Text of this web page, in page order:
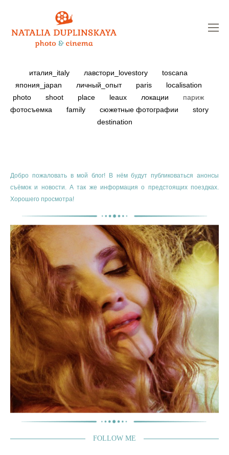
италия_italy лавстори_lovestory
toscana
япония_japan
личный_опыт paris
localisation
photo
shoot place leaux локации
париж
фотосъемка
family сюжетные фотографии
story
destination
Добро пожаловать в мой блог! В нём будут публиковаться анонсы
съёмок и новости. А так же информация о предстоящих поездках.
Хорошего просмотра!
FOLLOW ME